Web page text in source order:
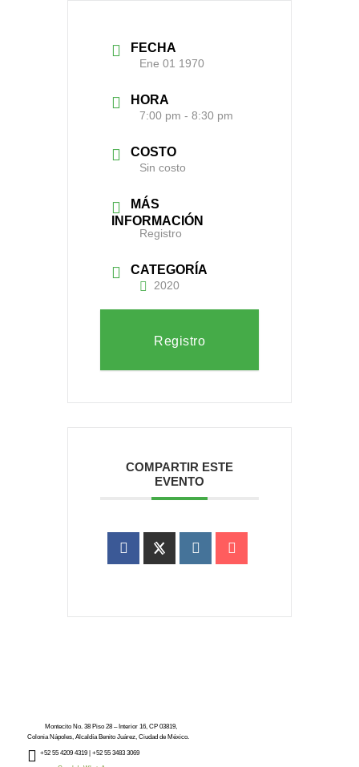
FECHA
Ene 01 1970
HORA
7:00 pm - 8:30 pm
COSTO
Sin costo
MÁS
INFORMACIÓN
Registro
CATEGORÍA
2020
Registro
COMPARTIR ESTE
EVENTO
Montecito No. 38 Piso 28 – Interior 16, CP 03819,
Colonia Nápoles, Alcaldía Benito Juárez, Ciudad de México.
+52 55 4209 4319 | +52 55 3483 3069